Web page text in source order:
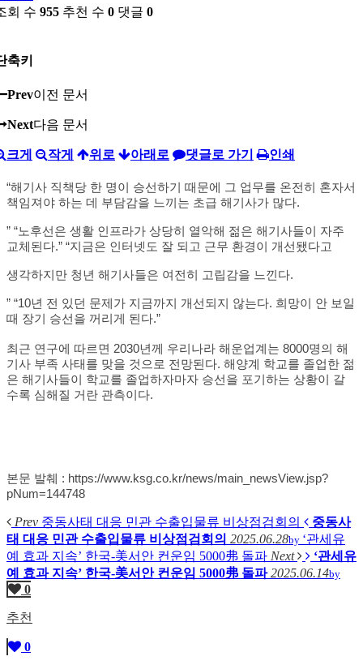
회 수 955 추천 수 0 댓글 0
축키
Prev이전 문서
Next다음 문서
크게 작게 위로 아래로 댓글로 가기 인쇄
“해기사 직책당 한 명이 승선하기 때문에 그 업무를 온전히 혼자서
책임져야 하는 데 부담감을 느끼는 초급 해기사가 많다.
” “노후선은 생활 인프라가 상당히 열악해 젊은 해기사들이 자주
교체된다.” “지금은 인터넷도 잘 되고 근무 환경이 개선됐다고
생각하지만 청년 해기사들은 여전히 고립감을 느낀다.
” “10년 전 있던 문제가 지금까지 개선되지 않는다. 희망이 안 보일
때 장기 승선을 꺼리게 된다.”
최근 연구에 따르면 2030년께 우리나라 해운업계는 8000명의 해
기사 부족 사태를 맞을 것으로 전망된다. 해양계 학교를 졸업한 젊
은 해기사들이 학교를 졸업하자마자 승선을 포기하는 상황이 갈
수록 심해질 거란 관측이다.
본문 발췌 : https://www.ksg.co.kr/news/main_newsView.jsp?
pNum=144748
Prev 중동사태 대응 민관 수출입물류 비상점검회의
중동사
태 대응 민관 수출입물류 비상점검회의 2025.06.28by ‘관세유
예 효과 지속’ 한국-美서안 컨운임 5000弗 돌파 Next
‘관세유
예 효과 지속’ 한국-美서안 컨운임 5000弗 돌파 2025.06.14by
0
추천
0